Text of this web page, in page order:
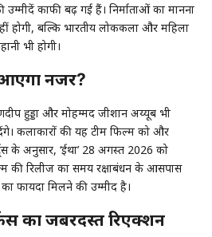
काफी बढ़ गई हैं। निर्माताओं का मानना
होगी, बल्कि भारतीय लोककला और महिला
भी होगी।
नजर?
हुड्डा और मोहम्मद जीशान अय्यूब भी
कलाकारों की यह टीम फिल्म को और
के अनुसार, ‘ईथा’ 28 अगस्त 2026 को
की रिलीज का समय रक्षाबंधन के आसपास
फायदा मिलने की उम्मीद है।
का जबरदस्त रिएक्शन